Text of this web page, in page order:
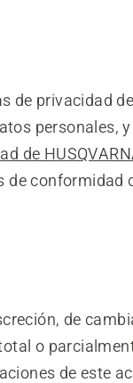
de privacidad de
personales,
de
de conformidad
de
o
de este